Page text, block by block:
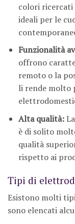
colori ricercati
ideali per le
Funzionalità
offrono
remoto o la
li rende molto
Alta qualità:
è di solito
qualità
rispetto ai
Tipi di
Esistono molti
sono elencati